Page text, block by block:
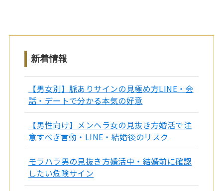
新着情報
【男女別】脈ありサインの見極め方LINE・会
話・デートで分かる本気の好意
【男性向け】メンヘラ女の見抜き方婚活で注
意すべき言動・LINE・結婚後のリスク
モラハラ男の見抜き方婚活中・結婚前に確認
したい危険サイン